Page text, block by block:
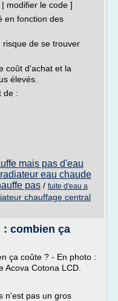
modifier le code ]
en fonction des
risque de se trouver
coût d'achat et la
élevés.
de :
mais pas d'eau
eau chaude
pas / fuite d'eau a
chauffage central
: combien ça
ça coûte ? - En photo :
Acova Cotona LCD.
n'est pas un gros